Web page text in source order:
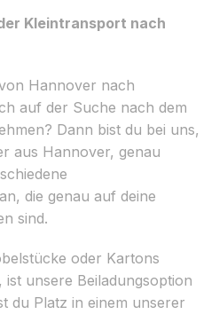
Kleintransport nach
Hannover nach
auf der Suche nach dem
Dann bist du bei uns,
aus Hannover, genau
die genau auf deine
sind.
oder Kartons
unsere Beiladungsoption
du Platz in einem unserer